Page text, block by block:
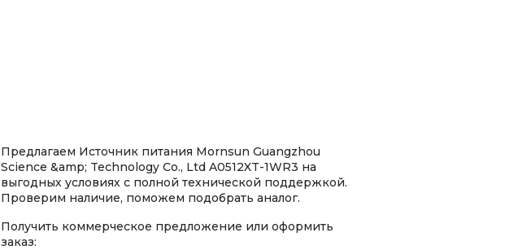
Предлагаем Источник питания Mornsun Guangzhou
Science &amp; Technology Co., Ltd A0512XT-1WR3 на
выгодных условиях с полной технической поддержкой.
Проверим наличие, поможем подобрать аналог.
Получить коммерческое предложение или оформить
заказ: